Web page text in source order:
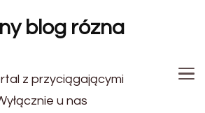
blog rózna
z przyciągającymi
u nas